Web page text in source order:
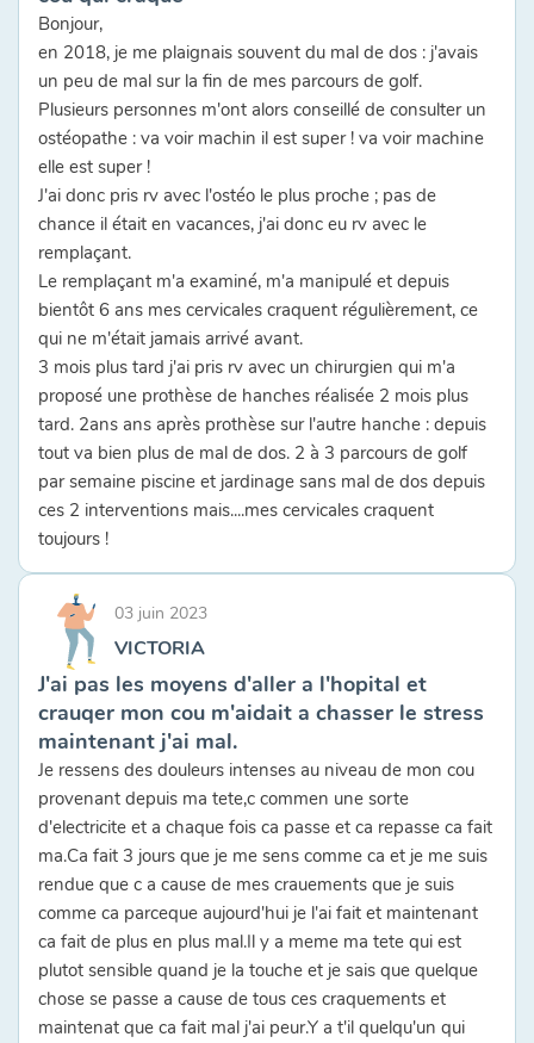
Bonjour,
en 2018, je me plaignais souvent du mal de dos : j'avais
un peu de mal sur la fin de mes parcours de golf.
Plusieurs personnes m'ont alors conseillé de consulter un
ostéopathe : va voir machin il est super ! va voir machine
elle est super !
J'ai donc pris rv avec l'ostéo le plus proche ; pas de
chance il était en vacances, j'ai donc eu rv avec le
remplaçant.
Le remplaçant m'a examiné, m'a manipulé et depuis
bientôt 6 ans mes cervicales craquent régulièrement, ce
qui ne m'était jamais arrivé avant.
3 mois plus tard j'ai pris rv avec un chirurgien qui m'a
proposé une prothèse de hanches réalisée 2 mois plus
tard. 2ans ans après prothèse sur l'autre hanche : depuis
tout va bien plus de mal de dos. 2 à 3 parcours de golf
par semaine piscine et jardinage sans mal de dos depuis
ces 2 interventions mais....mes cervicales craquent
toujours !
03 juin 2023
VICTORIA
J'ai pas les moyens d'aller a l'hopital et
crauqer mon cou m'aidait a chasser le stress
maintenant j'ai mal.
Je ressens des douleurs intenses au niveau de mon cou
provenant depuis ma tete,c commen une sorte
d'electricite et a chaque fois ca passe et ca repasse ca fait
ma.Ca fait 3 jours que je me sens comme ca et je me suis
rendue que c a cause de mes crauements que je suis
comme ca parceque aujourd'hui je l'ai fait et maintenant
ca fait de plus en plus mal.Il y a meme ma tete qui est
plutot sensible quand je la touche et je sais que quelque
chose se passe a cause de tous ces craquements et
maintenat que ca fait mal j'ai peur.Y a t'il quelqu'un qui